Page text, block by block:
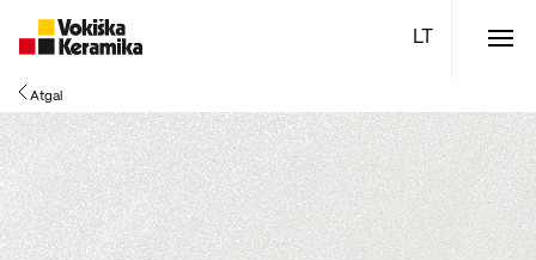
Atgal
Meniu
Plytelės
Vonios kambario įranga
Boen parketlentės